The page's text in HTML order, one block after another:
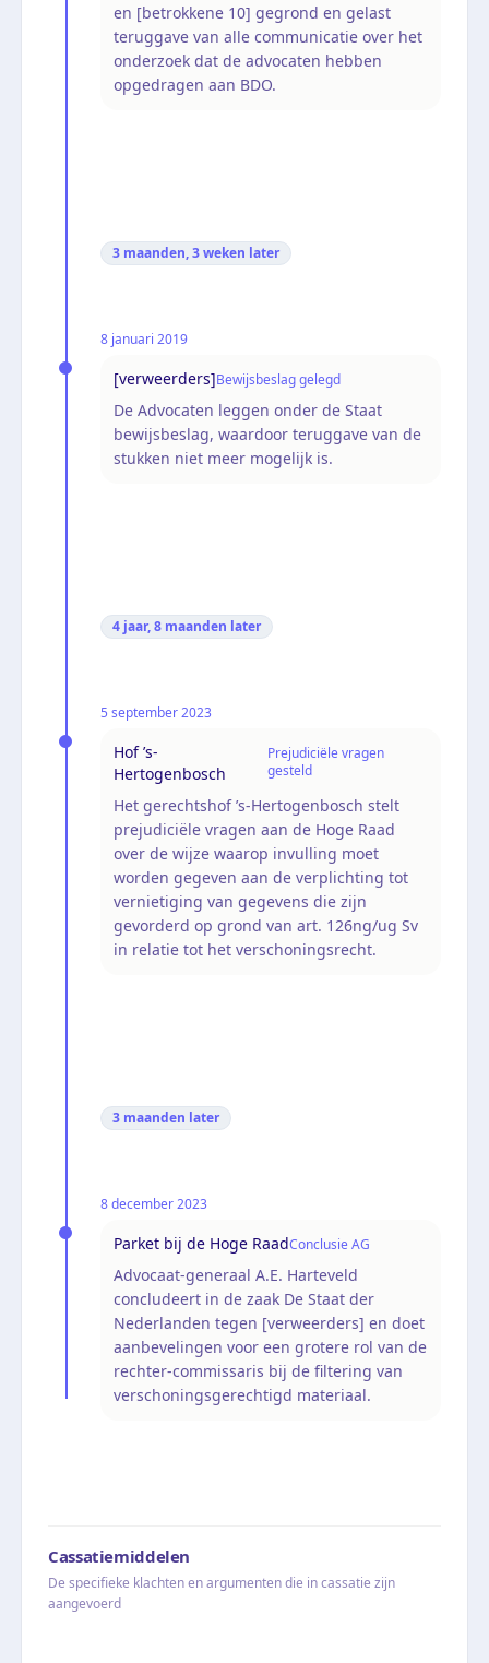
en [betrokkene 10] gegrond en gelast
teruggave van alle communicatie over het
onderzoek dat de advocaten hebben
opgedragen aan BDO.
3 maanden, 3 weken later
8 januari 2019
[verweerders]Bewijsbeslag gelegd
De Advocaten leggen onder de Staat
bewijsbeslag, waardoor teruggave van de
stukken niet meer mogelijk is.
4 jaar, 8 maanden later
5 september 2023
Hof ’s-
Hertogenbosch
Prejudiciële vragen
gesteld
Het gerechtshof ’s-Hertogenbosch stelt
prejudiciële vragen aan de Hoge Raad
over de wijze waarop invulling moet
worden gegeven aan de verplichting tot
vernietiging van gegevens die zijn
gevorderd op grond van art. 126ng/ug Sv
in relatie tot het verschoningsrecht.
3 maanden later
8 december 2023
Parket bij de Hoge RaadConclusie AG
Advocaat-generaal A.E. Harteveld
concludeert in de zaak De Staat der
Nederlanden tegen [verweerders] en doet
aanbevelingen voor een grotere rol van de
rechter-commissaris bij de filtering van
verschoningsgerechtigd materiaal.
Cassatiemiddelen
De specifieke klachten en argumenten die in cassatie zijn
aangevoerd